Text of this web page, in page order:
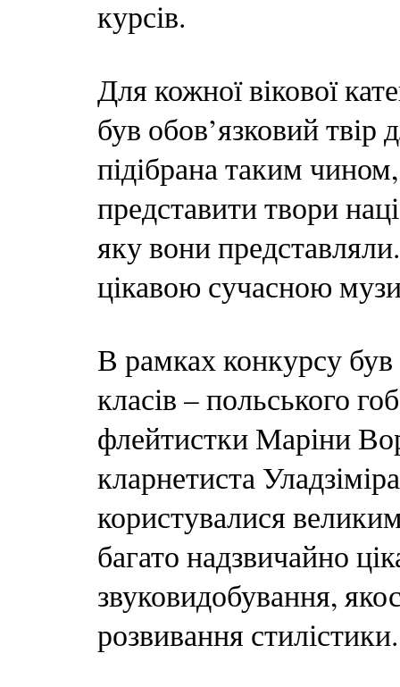
курсів.
Для кожної вікової
був обов’язковий
підібрана таким
представити твори
яку вони
цікавою сучасною
В рамках конкурсу
класів – польського
флейтистки Маріни
кларнетиста
користувалися
багато надзвичайно
звуковидобування,
розвивання стилістики.